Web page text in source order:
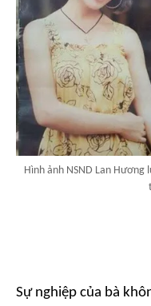
Hình ảnh NSND Lan
Sự nghiệp của bà